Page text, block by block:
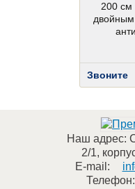
200 см
Звоните
Наш адрес:
2/1,
E-mail:
Телефон: